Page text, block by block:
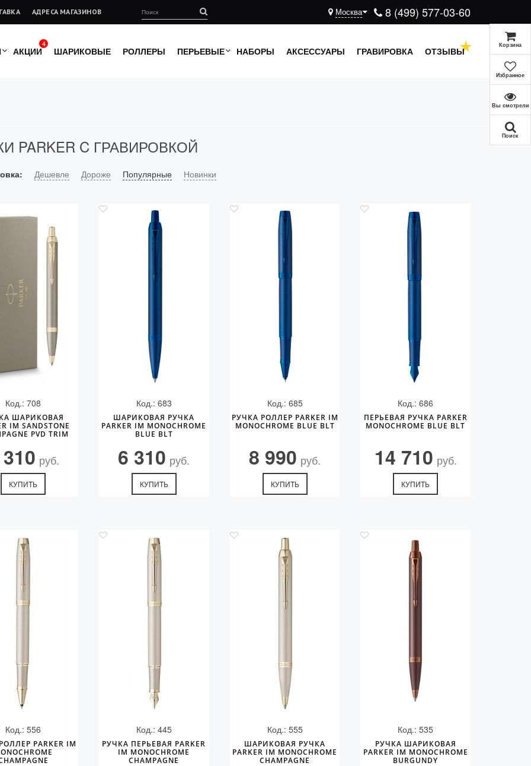
АДРЕСА МАГАЗИНОВ 8 (499) 577-03-60
Москва
4
АКЦИИ ШАРИКОВЫЕ РОЛЛЕРЫ ПЕРЬЕВЫЕ НАБОРЫ АКСЕССУАРЫ ГРАВИРОВКА ОТЗЫВЫ
PARKER C ГРАВИРОВКОЙ
Дешевле Дороже Популярные Новинки
Код.: 708
ШАРИКОВАЯ
IM SANDSTONE
PVD TRIM
руб.
КУПИТЬ
Код.: 683
ШАРИКОВАЯ РУЧКА
PARKER IM MONOCHROME
BLUE BLT
6 310 руб.
КУПИТЬ
Код.: 685
РУЧКА РОЛЛЕР PARKER IM
MONOCHROME BLUE BLT
8 990 руб.
КУПИТЬ
Код.: 686
ПЕРЬЕВАЯ РУЧКА PARKER
MONOCHROME BLUE BLT
14 710 руб.
КУПИТЬ
Код.: 556
PARKER IM
Код.: 445
РУЧКА ПЕРЬЕВАЯ PARKER
IM MONOCHROME
CHAMPAGNE
Код.: 555
ШАРИКОВАЯ РУЧКА
PARKER IM MONOCHROME
CHAMPAGNE
Код.: 535
РУЧКА ШАРИКОВАЯ
PARKER IM MONOCHROME
BURGUNDY
Корзина
Избранное
Вы смотрели
Поиск